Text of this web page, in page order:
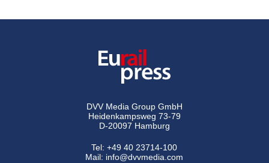
DVV Media Group GmbH
Heidenkampsweg 73-79
D-20097 Hamburg
Tel:+49 40 23714-100
Mail: info@dvvmedia.com